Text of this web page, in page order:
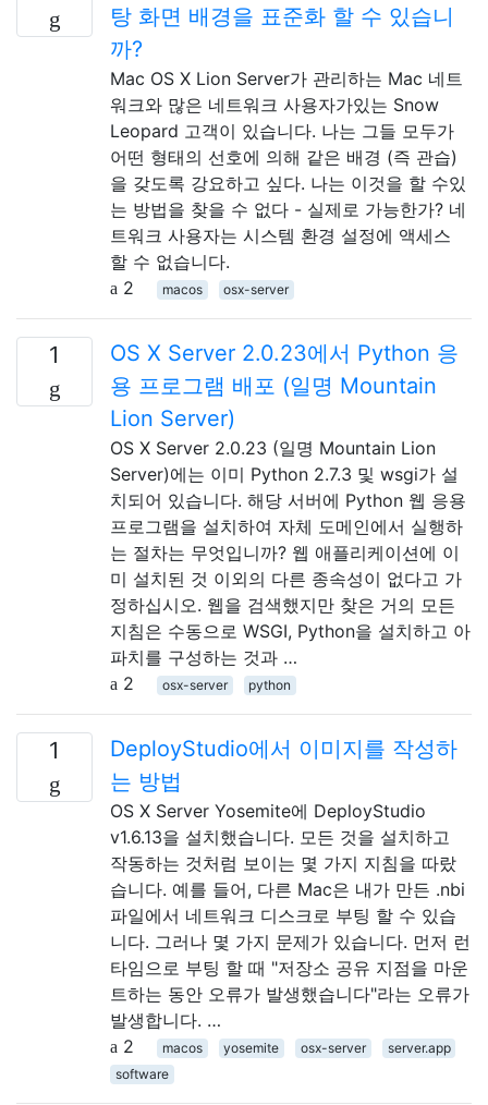
탕 화면 배경을 표준화 할 수 있습니
까?
Mac OS X Lion Server가 관리하는 Mac 네트
워크와 많은 네트워크 사용자가있는 Snow
Leopard 고객이 있습니다. 나는 그들 모두가
어떤 형태의 선호에 의해 같은 배경 (즉 관습)
을 갖도록 강요하고 싶다. 나는 이것을 할 수있
는 방법을 찾을 수 없다 - 실제로 가능한가? 네
트워크 사용자는 시스템 환경 설정에 액세스
할 수 없습니다.
2
macos osx-server
1
OS X Server 2.0.23에서 Python 응
용 프로그램 배포 (일명 Mountain
Lion Server)
OS X Server 2.0.23 (일명 Mountain Lion
Server)에는 이미 Python 2.7.3 및 wsgi가 설
치되어 있습니다. 해당 서버에 Python 웹 응용
프로그램을 설치하여 자체 도메인에서 실행하
는 절차는 무엇입니까? 웹 애플리케이션에 이
미 설치된 것 이외의 다른 종속성이 없다고 가
정하십시오. 웹을 검색했지만 찾은 거의 모든
지침은 수동으로 WSGI, Python을 설치하고 아
파치를 구성하는 것과 …
2
osx-server python
1
DeployStudio에서 이미지를 작성하
는 방법
OS X Server Yosemite에 DeployStudio
v1.6.13을 설치했습니다. 모든 것을 설치하고
작동하는 것처럼 보이는 몇 가지 지침을 따랐
습니다. 예를 들어, 다른 Mac은 내가 만든 .nbi
파일에서 네트워크 디스크로 부팅 할 수 있습
니다. 그러나 몇 가지 문제가 있습니다. 먼저 런
타임으로 부팅 할 때 "저장소 공유 지점을 마운
트하는 동안 오류가 발생했습니다"라는 오류가
발생합니다. …
2
macos yosemite osx-server
server.app
software